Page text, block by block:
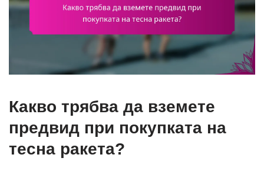
Какво трябва да вземете
предвид при покупката на
тесна ракета?